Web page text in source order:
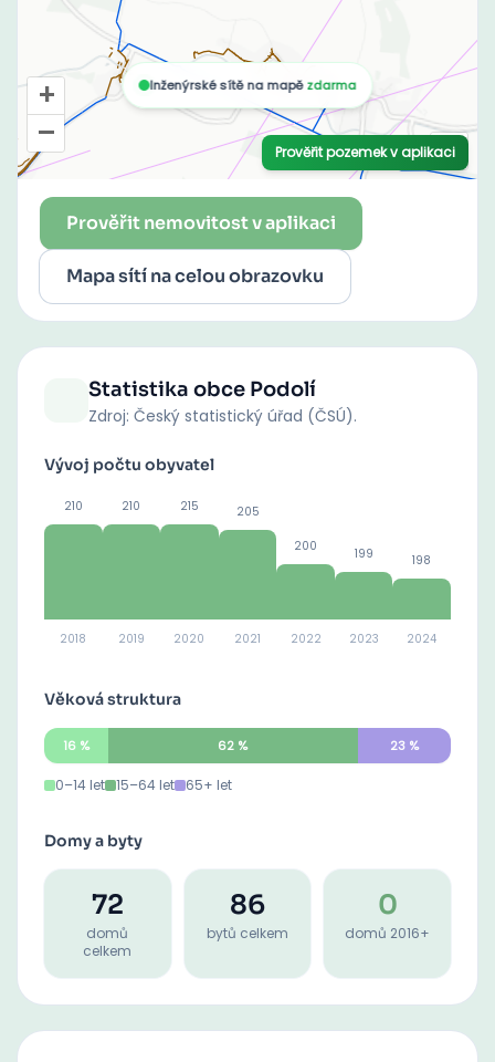
Prověřit nemovitost v aplikaci
Mapa sítí na celou obrazovku
Statistika obce Podolí
Zdroj: Český statistický úřad (ČSÚ).
Vývoj počtu obyvatel
210
2018
210
2019
215
2020
205
2021
200
2022
199
2023
198
2024
Věková struktura
16% 62 % 23 %
0–14 let 15–64 let 65+ let
Domy a byty
72
domů
celkem
86
bytů celkem
0
domů 2016+